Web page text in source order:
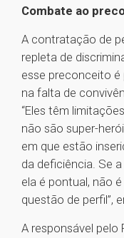
Combate ao
A contratação de
repleta de
esse preconceito
na falta de
“Eles têm
não são super-
em que estão
da deficiência. Se
ela é pontual, não
questão de perfil”,
A responsável pelo